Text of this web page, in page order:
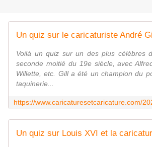
Un quiz sur le caricaturiste André Gill
Voilà un quiz sur un des plus célèbres
seconde moitié du 19e siècle, avec
Willette, etc. Gill a été un champion du
taquinerie...
Un quiz sur Louis XVI et la